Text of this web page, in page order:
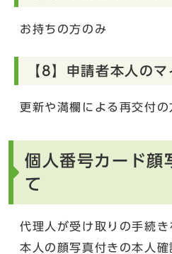
お持ちの方のみ
【8】申請者本人の
更新や満欄による再交付の
個人番号カード顔
て
代理人が受け取りの手続
本人の顔写真付きの本人